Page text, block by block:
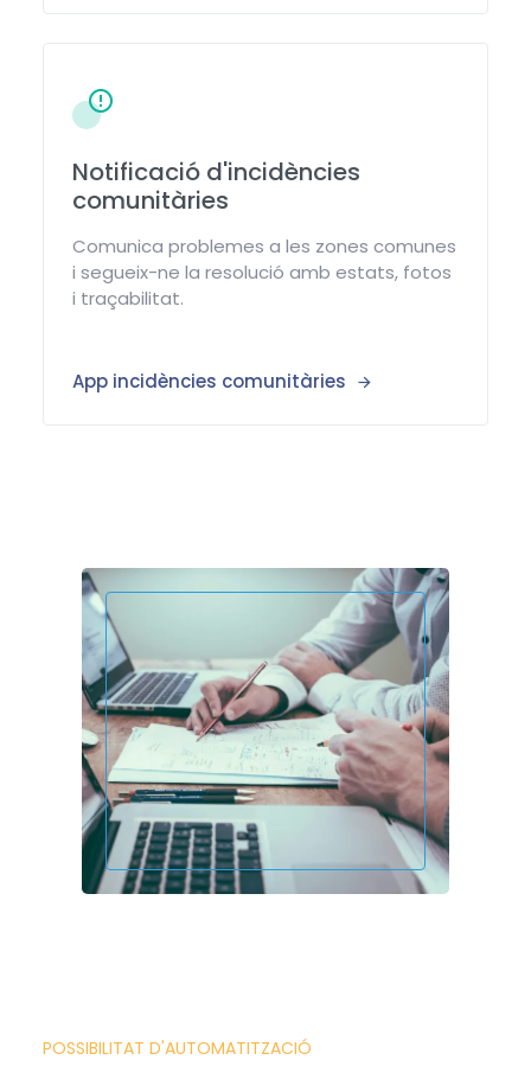
Notificació d'incidències
comunitàries
Comunica problemes a les zones comunes
i segueix-ne la resolució amb estats, fotos
i traçabilitat.
App incidències comunitàries
POSSIBILITAT D'AUTOMATITZACIÓ